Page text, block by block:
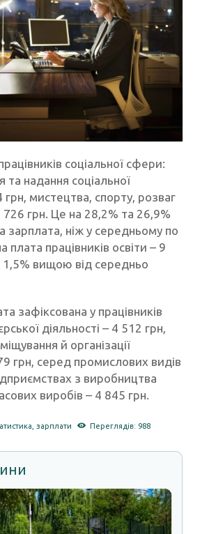
соціальної сфери:
та надання соціальної
мистецтва, спорту, розваг
726 грн. Це на 28,2% та 26,9%
зарплата, ніж у середньому по
плата працівників освіти – 9
1,5% вищою від середньо
зафіксована у працівників
діяльності – 4 512 грн,
й організації
грн, серед промислових видів
з виробництва
виробів – 4 845 грн.
,зарплати Переглядів: 988